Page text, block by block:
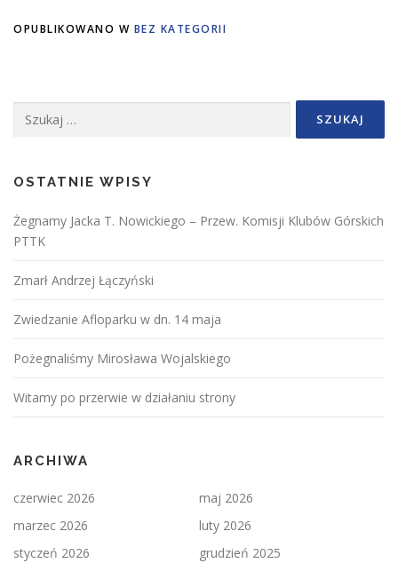
OPUBLIKOWANO W BEZ KATEGORII
OSTATNIE WPISY
Żegnamy Jacka T. Nowickiego – Przew. Komisji Klubów Górskich
PTTK
Zmarł Andrzej Łączyński
Zwiedzanie Afloparku w dn. 14 maja
Pożegnaliśmy Mirosława Wojalskiego
Witamy po przerwie w działaniu strony
ARCHIWA
czerwiec 2026
maj 2026
marzec 2026
luty 2026
styczeń 2026
grudzień 2025